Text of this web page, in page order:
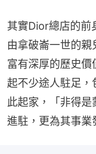
其實Dior總店的前
由拿破崙一世的
富有深厚的歷史價
起不少途人駐足
此起家，「非得
進駐，更為其事業